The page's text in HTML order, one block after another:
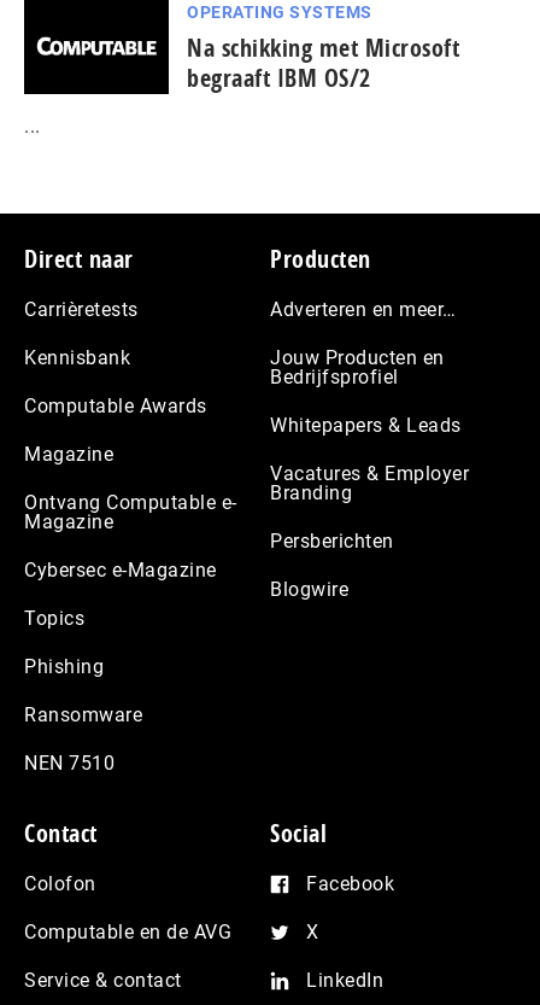
OPERATING SYSTEMS
Na schikking met Microsoft
begraaft IBM OS/2
...
Footer
Direct naar
Carrièretests
Kennisbank
Computable Awards
Magazine
Ontvang Computable e-
Magazine
Cybersec e-Magazine
Topics
Phishing
Ransomware
NEN 7510
Producten
Adverteren en meer…
Jouw Producten en
Bedrijfsprofiel
Whitepapers & Leads
Vacatures & Employer
Branding
Persberichten
Blogwire
Contact
Colofon
Computable en de AVG
Service & contact
Social
Facebook
X
LinkedIn